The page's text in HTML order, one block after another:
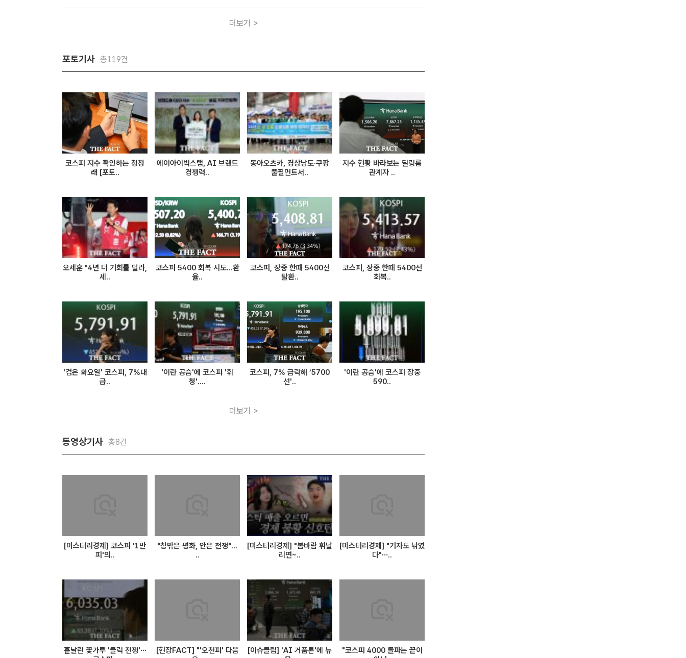
더보기 >
포토기사 총119건
코스피 지수 확인하는 정청
래 [포토..
에이아이빅스랩, AI 브랜드
경쟁력..
동아오츠카, 경상남도·쿠팡
풀필먼트서..
지수 현황 바라보는 딜링룸
관계자 ..
오세훈 "4년 더 기회를 달라,
세..
코스피 5400 회복 시도...환
율..
코스피, 장중 한때 5400선
탈환..
코스피, 장중 한때 5400선
회복..
'검은 화요일' 코스피, 7%대
급..
'이란 공습'에 코스피 '휘
청'....
코스피, 7% 급락해 ’5700
선'..
'이란 공습'에 코스피 장중
590..
더보기 >
동영상기사 총8건
[미스터리경제] 코스피 '1만
피'의..
"창밖은 평화, 안은 전쟁"...
..
[미스터리경제] "봄바람 휘날
리면~..
[미스터리경제] "기자도 낚였
다"…..
흩날린 꽃가루 '클릭 전쟁'…
[현장FACT] "'오천피' 다음
[이슈클립] 'AI 거품론'에 뉴
"코스피 4000 돌파는 끝이